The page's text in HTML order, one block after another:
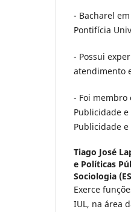
- Bacharel
Pontifícia
- Possui
atendimento
- Foi membro
Publicidade e
Publicidade
Tiago José
e Políticas
Sociologia
Exerce
IUL, na área